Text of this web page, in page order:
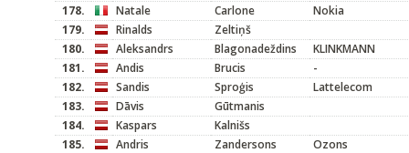
178.
Natale Carlone
Nokia
179.
Rinalds
Zeltiņš
180.
Aleksandrs Blagonadeždins
KLINKMANN
181.
Andis Brucis
-
182.
Sandis Sproģis
Lattelecom
183.
Dāvis
Gūtmanis
184.
Kaspars
Kalnišs
185.
Andris Zandersons
Ozons